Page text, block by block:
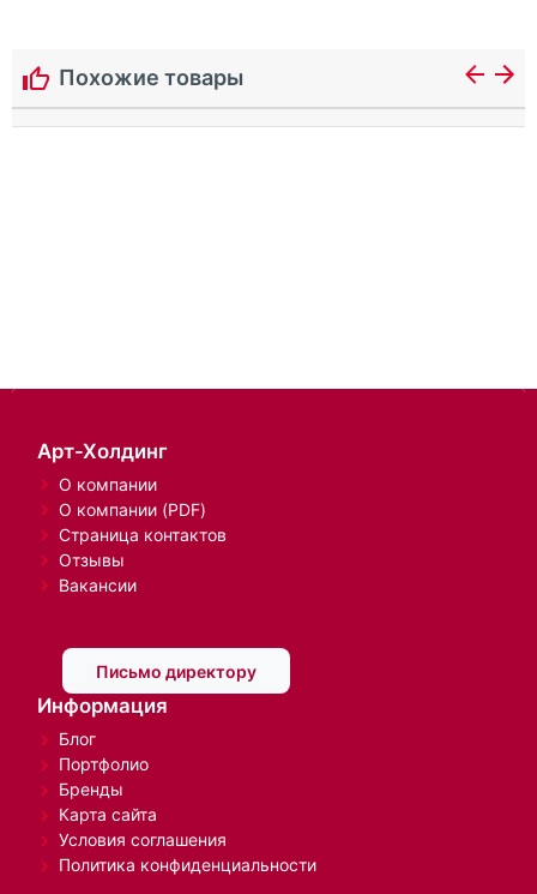
Похожие товары
Арт-Холдинг
О компании
О компании (PDF)
Страница контактов
Отзывы
Вакансии
Письмо директору
Информация
Блог
Портфолио
Бренды
Карта сайта
Условия соглашения
Политика конфиденциальности